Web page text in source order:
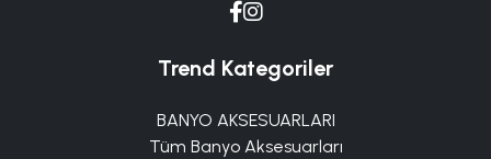
Trend Kategoriler
BANYO AKSESUARLARI
Tüm Banyo Aksesuarları